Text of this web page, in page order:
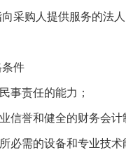
采购人提供服务的法
条件
事责任的能力；
信誉和健全的财务会计
必需的设备和专业技术